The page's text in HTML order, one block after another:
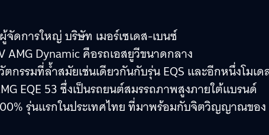
จัดการใหญ่ บริษัท เมอร์เซเดส-เบนซ์
AMG Dynamic คือรถเอสยูวีขนาดกลาง
กรรมที่ล้ำสมัยเช่นเดียวกันกับรุ่น EQS และอีกหนึ่งโมเด
EQE 53 ซึ่งเป็นรถยนต์สมรรถภาพสูงภายใต้แบรนด์
รุ่นแรกในประเทศไทย ที่มาพร้อมกับจิตวิญญาณของ